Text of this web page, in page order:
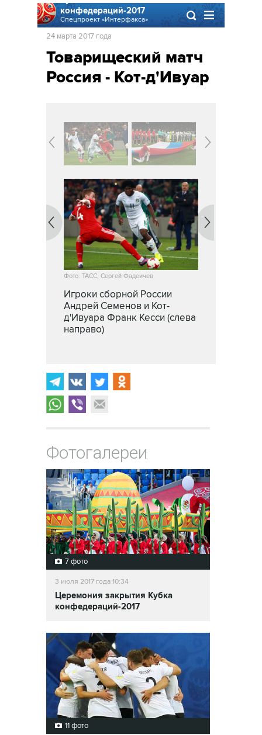
конфедераций-2017
Спецпроект «Интерфакса»
24 марта 2017 года
Товарищеский матч
Россия - Кот-д'Ивуар
Фото: ТАСС, Сергей Фадеичев
Игроки сборной России
Андрей Семенов и Кот-
д'Ивуара Франк Кесси (слева
направо)
Фотогалереи
7 фото
3 июля 2017 года 10:34
Церемония закрытия Кубка
конфедераций-2017
11 фото